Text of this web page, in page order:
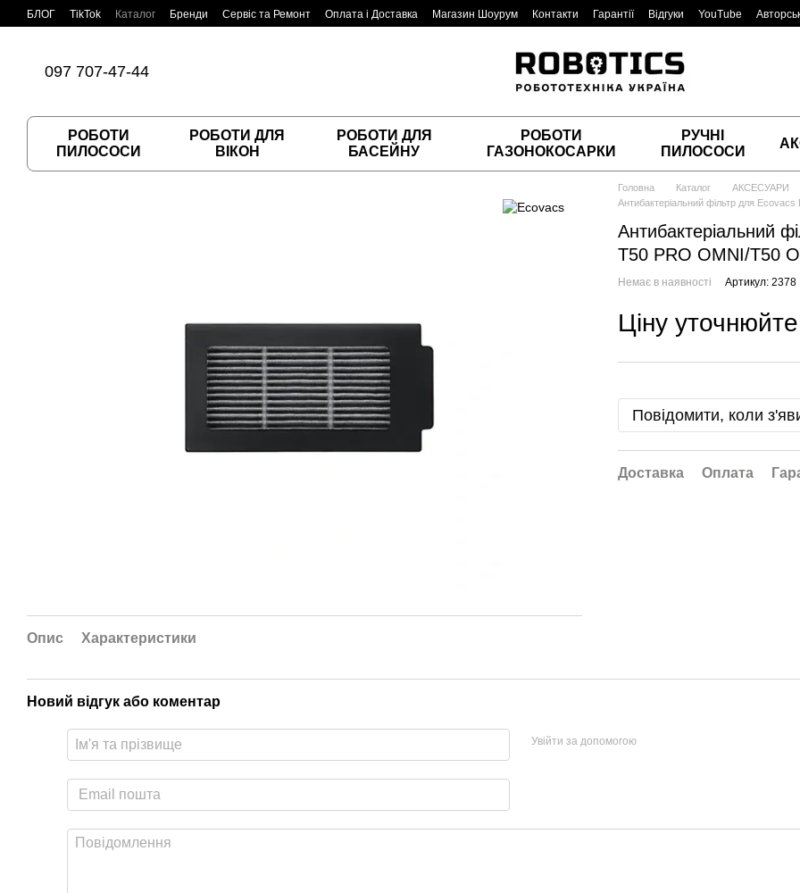
Перейти до основного контенту
БЛОГ TikTok Каталог Бренди Сервіс та Ремонт Оплата і Доставка Магазин Шоурум Контакти Гарантії Відгуки YouTube
097 707-47-44
РОБОТИ
ПИЛОСОСИ
РОБОТИ ДЛЯ
ВІКОН
РОБОТИ ДЛЯ
БАСЕЙНУ
РОБОТИ
ГАЗОНОКОСАРКИ
РУЧНІ
ПИЛОСОСИ
Опис Характеристики
Головна Каталог АКСЕСУАРИ
Антибактеріальний фільтр для
Антибактеріальний
T50 PRO OMNI/T50
Немає в наявності Артикул: 2378
Ціну уточнюйте
Повідомити, коли
Доставка Оплата
Новий відгук або коментар
Увійти за допомогою